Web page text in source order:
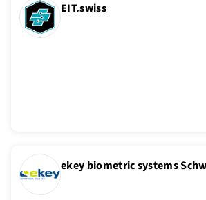
EIT.swiss
ekey biometric systems